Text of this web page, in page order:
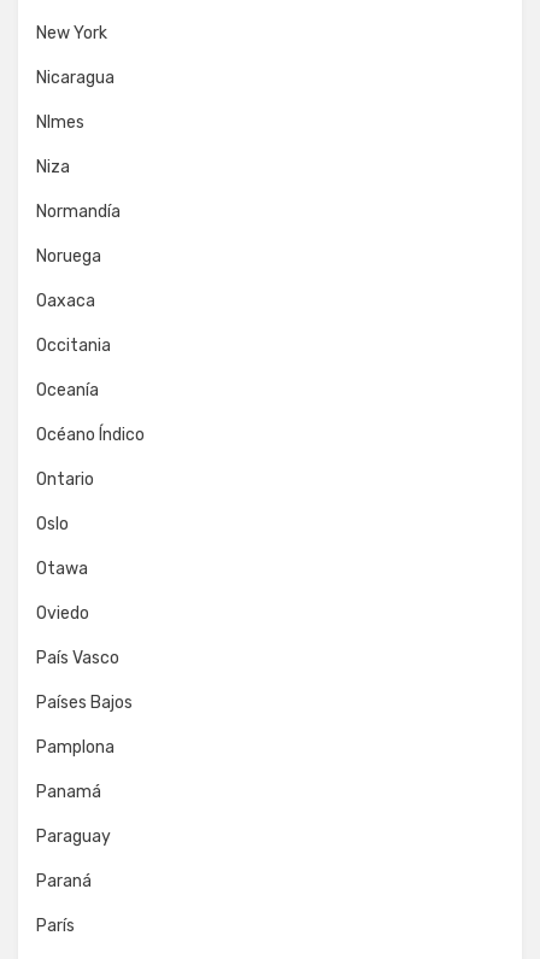
New York
Nicaragua
NImes
Niza
Normandía
Noruega
Oaxaca
Occitania
Oceanía
Océano Índico
Ontario
Oslo
Otawa
Oviedo
País Vasco
Países Bajos
Pamplona
Panamá
Paraguay
Paraná
París